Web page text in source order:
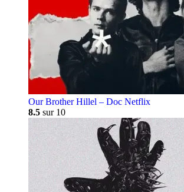
Our Brother Hillel – Doc Netflix
8.5 sur 10